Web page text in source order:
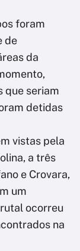
foram
de
da
que seriam
detidas
vistas pela
a três
e Crovara,
um
ocorreu
na